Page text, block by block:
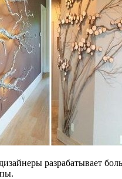
разрабатывает